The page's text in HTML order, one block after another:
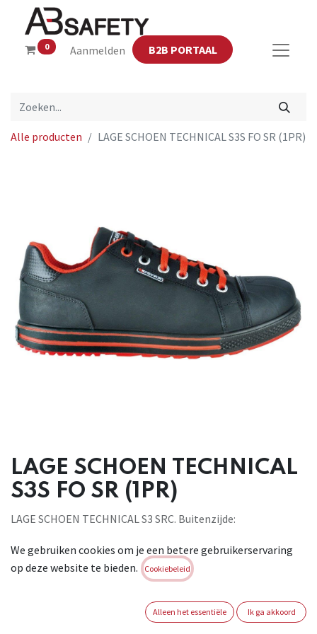
0 Aanmelden B2B PORTAAL
Alle producten LAGE SCHOEN TECHNICAL S3S FO SR (1PR)
LAGE SCHOEN TECHNICAL
S3S FO SR (1PR)
LAGE SCHOEN TECHNICAL S3 SRC. Buitenzijde:
Binnenzijde: 100% polyamide, ademend. Binnenzool: AIR in
EVA.
diktes in het oppervlak. Buitenzool: Welness PU/TPU.
We gebruiken cookies om je een betere gebruikerservaring
op deze website te bieden.
Cookiebeleid
Alleen het essentiële Ik ga akkoord